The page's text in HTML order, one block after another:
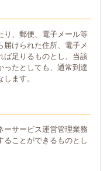
り、郵便、電子メール等
届けられた住所、電子メ
ば足りるものとし、当該
ったとしても、通常到達
ます。
ーサービス運営管理業務
ることができるものとし